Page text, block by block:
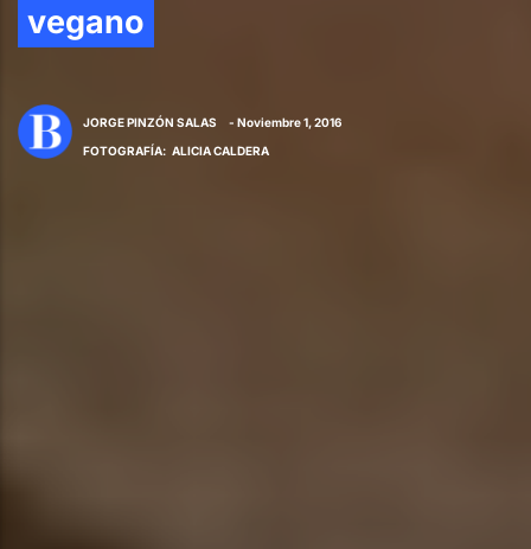
vegano
JORGE PINZÓN SALAS
- Noviembre 1, 2016
FOTOGRAFÍA: ALICIA CALDERA